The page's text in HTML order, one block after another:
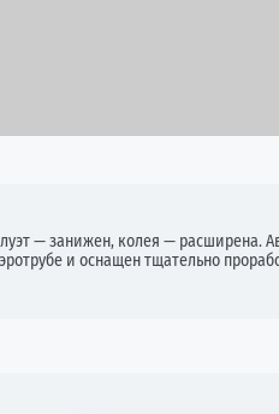
— занижен, колея — расширена.
и оснащен тщательно